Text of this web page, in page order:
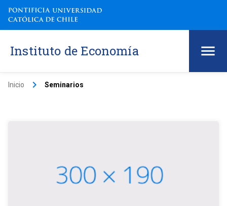
Instituto de Economía
Inicio keyboard_arrow_right Seminarios